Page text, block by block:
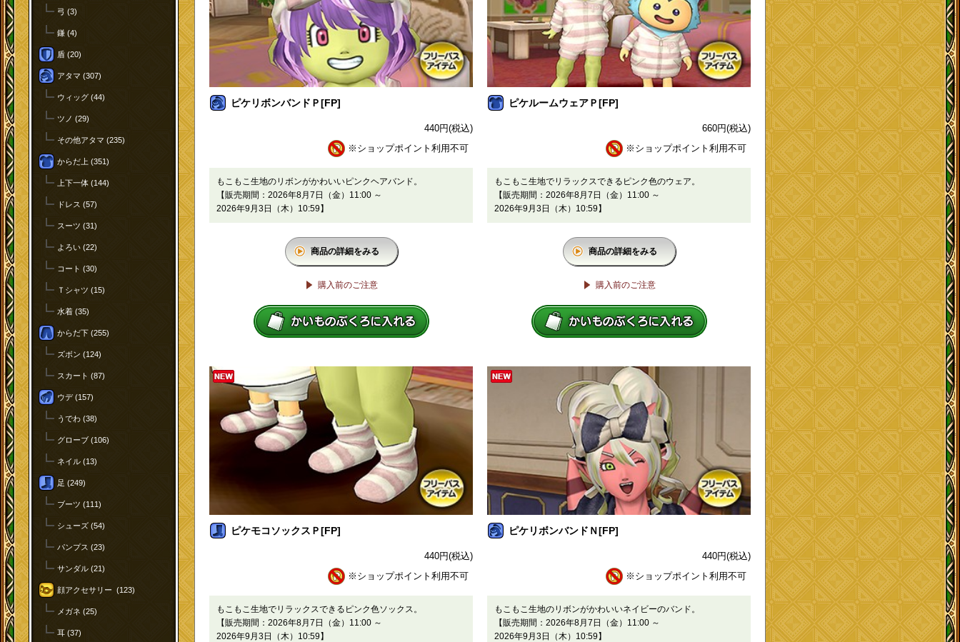
弓 (3)
鎌 (4)
盾 (20)
アタマ (307)
ウィッグ (44)
ツノ (29)
その他アタマ (235)
からだ上 (351)
上下一体 (144)
ドレス (57)
スーツ (31)
よろい (22)
コート (30)
Ｔシャツ (15)
水着 (35)
からだ下 (255)
ズボン (124)
スカート (87)
ウデ (157)
うでわ (38)
グローブ (106)
ネイル (13)
足 (249)
ブーツ (111)
シューズ (54)
パンプス (23)
サンダル (21)
顔アクセサリー (123)
メガネ (25)
耳 (37)
ピケリボンバンドＰ[FP]
440円(税込)
※ショップポイント利用不可
もこもこ生地のリボンがかわいいピンクヘアバンド。
【販売期間：2026年8月7日（金）11:00 ～
2026年9月3日（木）10:59】
商品の詳細をみる
購入前のご注意
ピケルームウェアＰ[FP]
660円(税込)
※ショップポイント利用不可
もこもこ生地でリラックスできるピンク色のウェア。
【販売期間：2026年8月7日（金）11:00 ～
2026年9月3日（木）10:59】
商品の詳細をみる
購入前のご注意
ピケモコソックスＰ[FP]
440円(税込)
※ショップポイント利用不可
もこもこ生地でリラックスできるピンク色ソックス。
【販売期間：2026年8月7日（金）11:00 ～
2026年9月3日（木）10:59】
ピケリボンバンドＮ[FP]
440円(税込)
※ショップポイント利用不可
もこもこ生地のリボンがかわいいネイビーのバンド。
【販売期間：2026年8月7日（金）11:00 ～
2026年9月3日（木）10:59】